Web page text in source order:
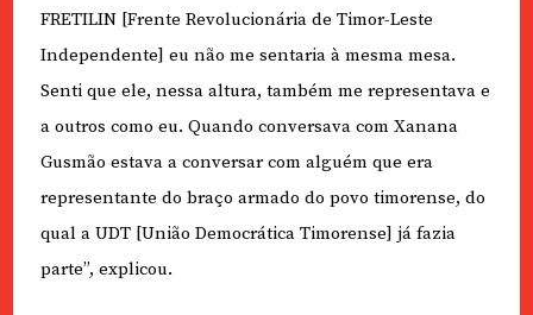
FRETILIN [Frente Revolucionária de Timor-Leste
Independente] eu não me sentaria à mesma mesa.
Senti que ele, nessa altura, também me representava e
a outros como eu. Quando conversava com Xanana
Gusmão estava a conversar com alguém que era
representante do braço armado do povo timorense, do
qual a UDT [União Democrática Timorense] já fazia
parte”, explicou.